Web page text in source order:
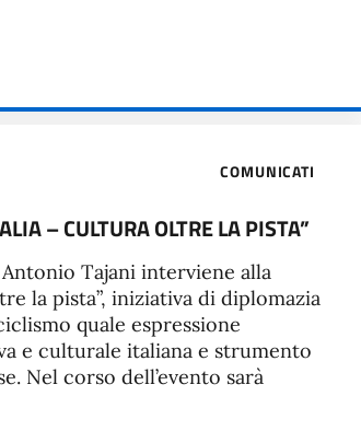
COMUNICATI
– CULTURA OLTRE LA PISTA”
Tajani interviene alla
la pista”, iniziativa di diplomazia
quale espressione
e culturale italiana e strumento
Nel corso dell’evento sarà